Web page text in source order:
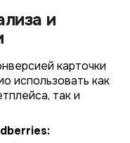
и
карточки
использовать как
так и